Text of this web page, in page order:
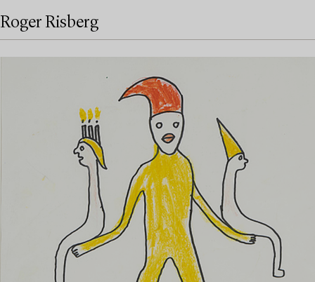
Roger Risberg